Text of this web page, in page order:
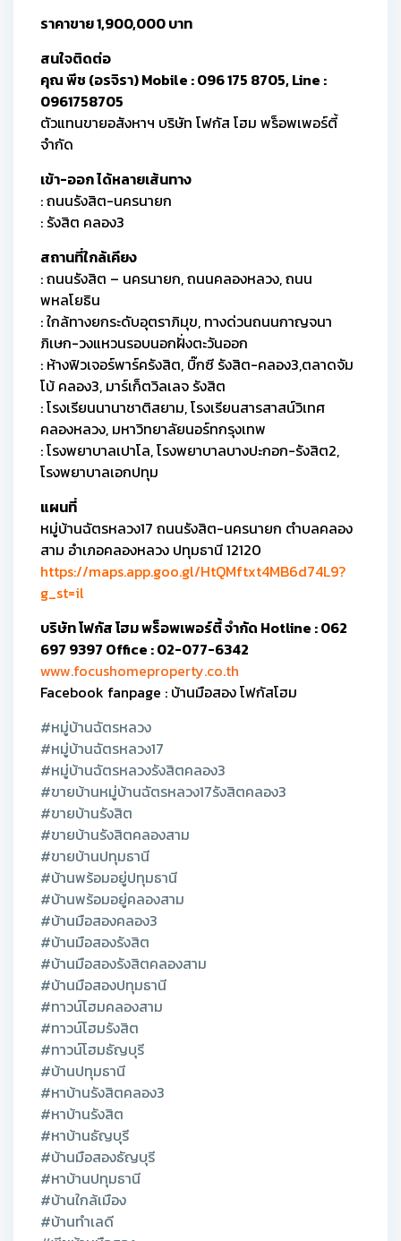
ราคาขาย 1,900,000 บาท
สนใจติดต่อ
คุณ พีช (อรจิรา) Mobile : 096 175 8705, Line :
0961758705
ตัวแทนขายอสังหาฯ บริษัท โฟกัส โฮม พร็อพเพอร์ตี้
จำกัด
เข้า-ออก ได้หลายเส้นทาง
: ถนนรังสิต-นครนายก
: รังสิต คลอง3
สถานที่ใกล้เคียง
: ถนนรังสิต – นครนายก, ถนนคลองหลวง, ถนน
พหลโยธิน
: ใกล้ทางยกระดับอุตราภิมุข, ทางด่วนถนนกาญจนา
ภิเษก-วงแหวนรอบนอกฝั่งตะวันออก
: ห้างฟิวเจอร์พาร์ครังสิต, บิ๊กซี รังสิต-คลอง3,ตลาดจัม
โบ้ คลอง3, มาร์เก็ตวิลเลจ รังสิต
: โรงเรียนนานาชาติสยาม, โรงเรียนสารสาสน์วิเทศ
คลองหลวง, มหาวิทยาลัยนอร์ทกรุงเทพ
: โรงพยาบาลเปาโล, โรงพยาบาลบางปะกอก-รังสิต2,
โรงพยาบาลเอกปทุม
แผนที่
หมู่บ้านฉัตรหลวง17 ถนนรังสิต-นครนายก ตำบลคลอง
สาม อำเภอคลองหลวง ปทุมธานี 12120
https://maps.app.goo.gl/HtQMftxt4MB6d74L9?
g_st=il
บริษัท โฟกัส โฮม พร็อพเพอร์ตี้ จำกัด Hotline : 062
697 9397 Office : 02-077-6342
www.focushomeproperty.co.th
Facebook fanpage : บ้านมือสอง โฟกัสโฮม
#หมู่บ้านฉัตรหลวง
#หมู่บ้านฉัตรหลวง17
#หมู่บ้านฉัตรหลวงรังสิตคลอง3
#ขายบ้านหมู่บ้านฉัตรหลวง17รังสิตคลอง3
#ขายบ้านรังสิต
#ขายบ้านรังสิตคลองสาม
#ขายบ้านปทุมธานี
#บ้านพร้อมอยู่ปทุมธานี
#บ้านพร้อมอยู่คลองสาม
#บ้านมือสองคลอง3
#บ้านมือสองรังสิต
#บ้านมือสองรังสิตคลองสาม
#บ้านมือสองปทุมธานี
#ทาวน์โฮมคลองสาม
#ทาวน์โฮมรังสิต
#ทาวน์โฮมธัญบุรี
#บ้านปทุมธานี
#หาบ้านรังสิตคลอง3
#หาบ้านรังสิต
#หาบ้านธัญบุรี
#บ้านมือสองธัญบุรี
#หาบ้านปทุมธานี
#บ้านใกล้เมือง
#บ้านทำเลดี